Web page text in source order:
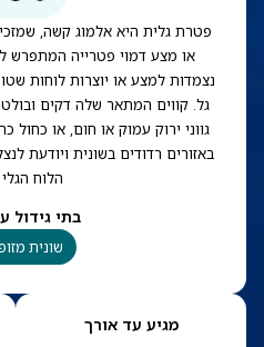
פטרת גלית היא אלמוג קשה,
או מצע דמוי פטרייה המתפרש
נצמדות למצע או יוצרות לוחות
גל. קווים המתאר שלה דקים
גווני ירוק עמוק או חום, או כחול
באזורים רדודים בשונית ויודעת
הלוח
בתי גידול
שונית
מגיע עד אורך